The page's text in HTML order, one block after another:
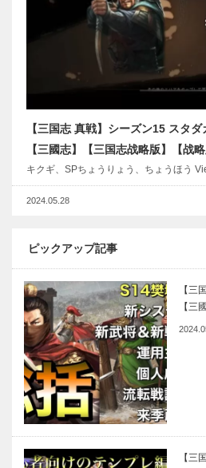
【三国志 真戦】シーズン15 スタ
【三國志】【三国志战略版】【战略
キクギ、SPちょうりょう、ちょうほう
2024.05.28
ピックアップ記事
【三
【三
【三